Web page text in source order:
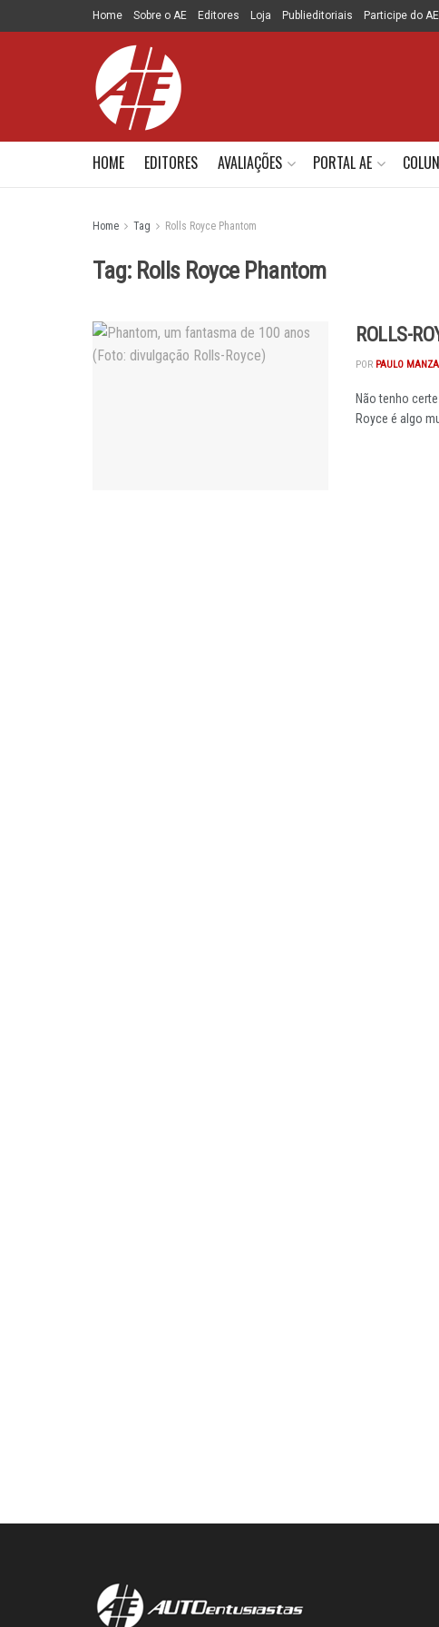
Home Sobre o AE Editores Loja Publieditoriais Participe do AE
HOME EDITORES AVALIAÇÕES PORTAL AE
Home Tag Rolls Royce Phantom
Tag: Rolls Royce Phantom
ROLLS-
POR PAULO
Não tenho
Royce é algo